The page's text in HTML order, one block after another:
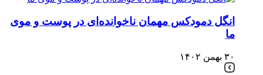
انگل دمودکس مهمان ناخوانده‌ای در پوست و موی
ما
۳۰ بهمن ۱۴۰۲